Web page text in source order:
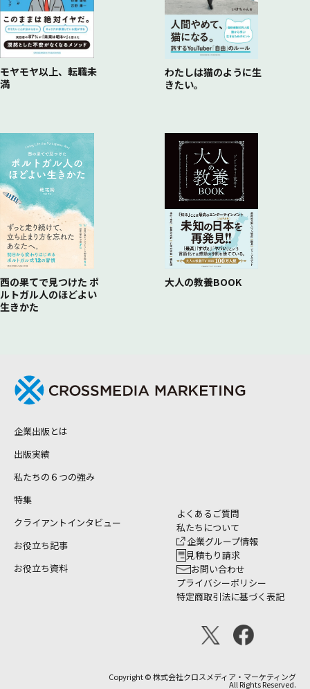
モヤモヤ以上、転職未
満
わたしは猫のように生
きたい。
西の果てで見つけた ポ
ルトガル人のほどよい
生きかた
大人の教養BOOK
企業出版とは
出版実績
私たちの６つの強み
特集
クライアントインタビュー
お役立ち記事
お役立ち資料
よくあるご質問
私たちについて
企業グループ情報
見積もり請求
お問い合わせ
プライバシーポリシー
特定商取引法に基づく表記
Copyright © 株式会社クロスメディア・マーケティング
All Rights Reserved.